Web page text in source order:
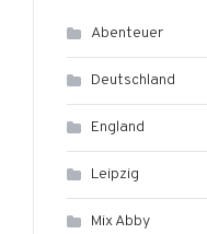
Abenteuer
Deutschland
England
Leipzig
Mix Abby